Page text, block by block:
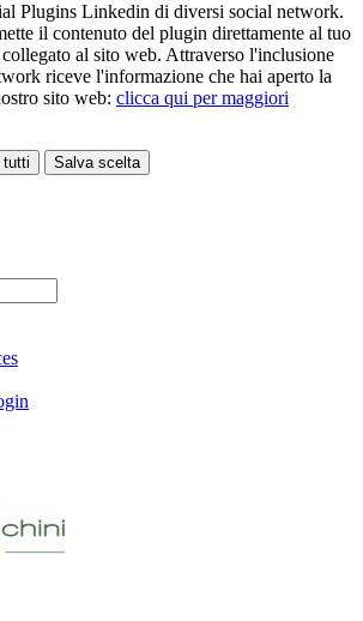
Plugins Linkedin di diversi social network.
il contenuto del plugin direttamente al tuo
al sito web. Attraverso l'inclusione
riceve l'informazione che hai aperto la
sito web: clicca qui per maggiori
tutti Salva scelta